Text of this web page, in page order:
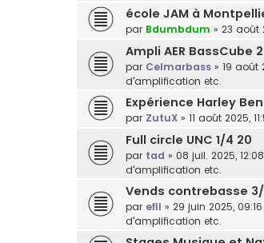
école JAM à
par Bdumbdum » 23 août
Ampli AER BassCube 2
par Celmarbass » 19 août
d'amplification etc.
Expérience Harley
par ZutuX » 11 août 2025,
Full circle UNC 1/4 20
par tad » 08 juil. 2025, 12:08
d'amplification etc.
Vends contrebasse
par efll » 29 juin 2025, 09:16
d'amplification etc.